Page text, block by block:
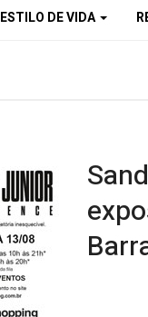
ESTILO DE VIDA